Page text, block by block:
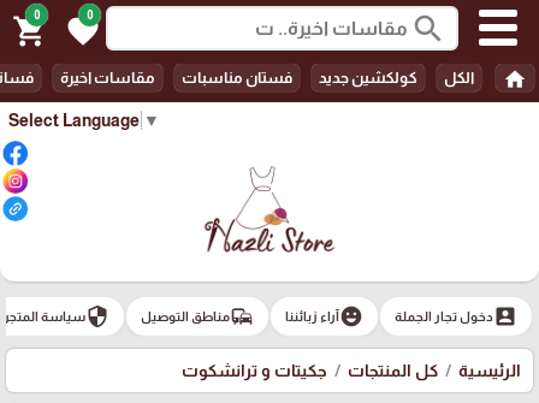
Select Language ▼
search
0
favorite
0
shopping_cart
home الكل كولكشين جديد فستان مناسبات مقاسات اخيرة
account_boxدخول تجار الجملة emoji_emotionsآراء زبائننا commuteمناطق التوصيل securityسياسة المتجر
الرئيسية كل المنتجات جكيتات و ترانشكوت